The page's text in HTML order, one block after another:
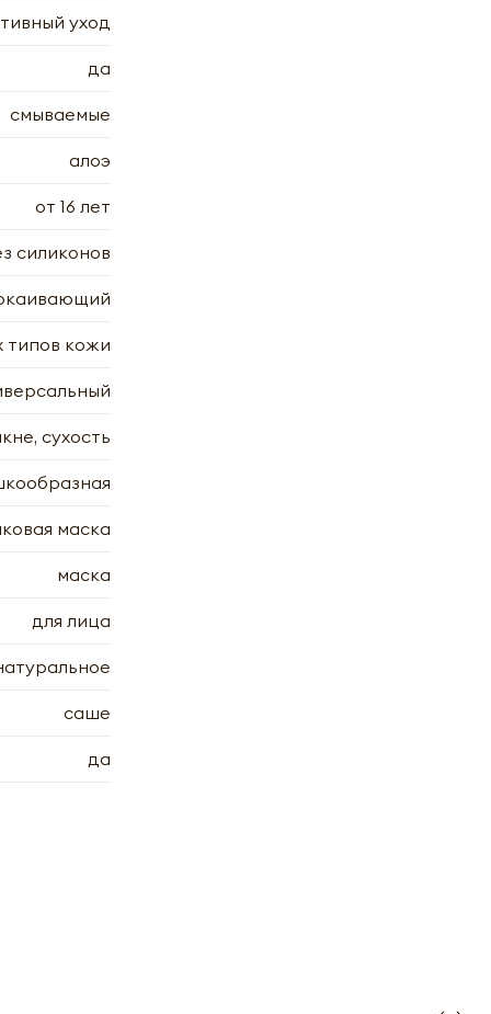
уход
да
смываемые
алоэ
от 16 лет
силиконов
типов кожи
сухость
маска
маска
для лица
саше
да
|